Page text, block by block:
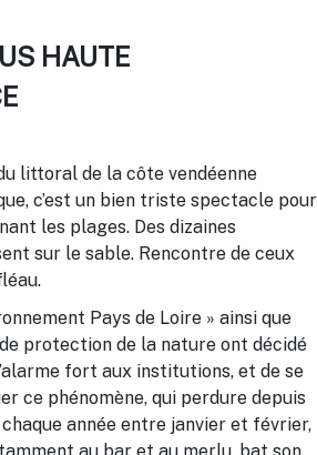
HAUTE
littoral de la côte vendéenne
c’est un bien triste spectacle pour
les plages. Des dizaines
sur le sable. Rencontre de ceux
Pays de Loire » ainsi que
protection de la nature ont décidé
fort aux institutions, et de se
ce phénomène, qui perdure depuis
année entre janvier et février,